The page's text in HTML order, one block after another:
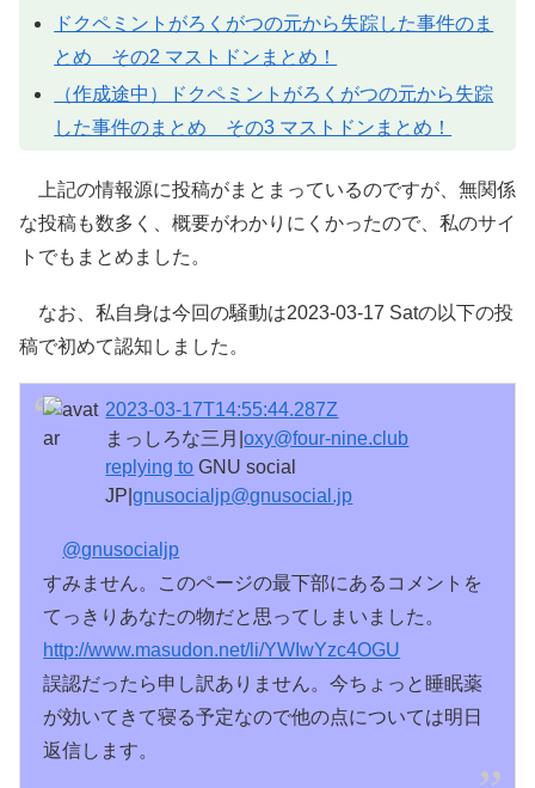
ドクペミントがろくがつの元から失踪した事件のま
とめ その2 マストドンまとめ！
（作成途中）ドクペミントがろくがつの元から失踪
した事件のまとめ その3 マストドンまとめ！
上記の情報源に投稿がまとまっているのですが、無関係
な投稿も数多く、概要がわかりにくかったので、私のサイ
トでもまとめました。
なお、私自身は今回の騒動は2023-03-17 Satの以下の投
稿で初めて認知しました。
2023-03-17T14:55:44.287Z
まっしろな三月|oxy@four-nine.club
replying to GNU social
JP|gnusocialjp@gnusocial.jp
@gnusocialjp
すみません。このページの最下部にあるコメントを
てっきりあなたの物だと思ってしまいました。
http://www.masudon.net/li/YWIwYzc4OGU
誤認だったら申し訳ありません。今ちょっと睡眠薬
が効いてきて寝る予定なので他の点については明日
返信します。